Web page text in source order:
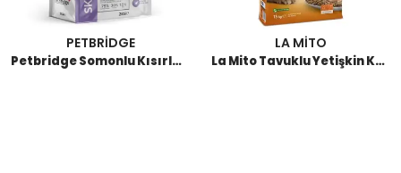
PETBRİDGE
Petbridge Somonlu Kısırlaştırılmış Kedi Maması 2 KG
LA MİTO
La Mito Tavuklu Yetişkin Kedi Maması 15 KG